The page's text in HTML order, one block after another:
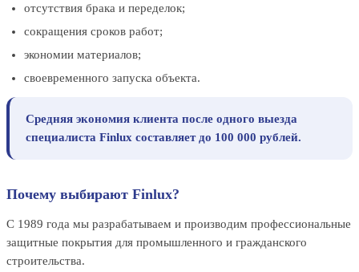
отсутствия брака и переделок;
сокращения сроков работ;
экономии материалов;
своевременного запуска объекта.
Средняя экономия клиента после одного выезда
специалиста Finlux составляет до 100 000 рублей.
Почему выбирают Finlux?
С 1989 года мы разрабатываем и производим профессиональные
защитные покрытия для промышленного и гражданского
строительства.